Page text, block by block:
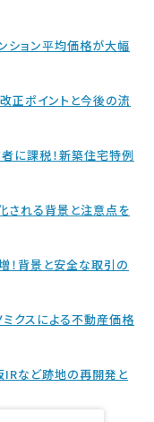
ション平均価格が大幅
正ポイントと今後の流
に課税！新築住宅特例
される背景と注意点を
！背景と安全な取引の
クスによる不動産価格
IRなど跡地の再開発と